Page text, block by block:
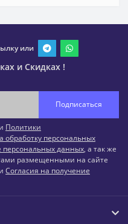
или
и Скидках !
Подписаться
Политики
обработку персональных
персональных данных, а так же
размещенными на сайте
Согласия на получение